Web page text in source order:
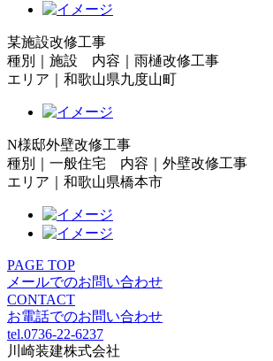
某施設改修工事
種別｜施設 内容｜雨樋改修工事
エリア｜和歌山県九度山町
N様邸外壁改修工事
種別｜一般住宅 内容｜外壁改修工事
エリア｜和歌山県橋本市
PAGE TOP
メールでのお問い合わせ
CONTACT
お電話でのお問い合わせ
tel.0736-22-6237
川崎装建株式会社